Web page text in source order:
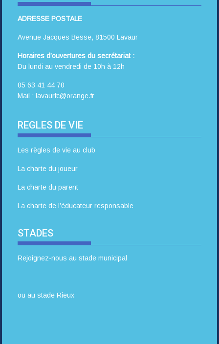
ADRESSE POSTALE
Avenue Jacques Besse, 81500 Lavaur
Horaires d’ouvertures du secrétariat :
Du lundi au vendredi de 10h à 12h
05 63 41 44 70
Mail : lavaurfc@orange.fr
REGLES DE VIE
Les règles de vie au club
La charte du joueur
La charte du parent
La charte de l’éducateur responsable
STADES
Rejoignez-nous au stade municipal
ou au stade Rieux